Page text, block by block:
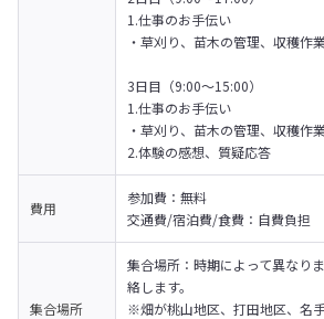
1.仕事のお手伝い
・草刈り、苗木の管理、収穫作
3日目（9:00～15:00）
1.仕事のお手伝い
・草刈り、苗木の管理、収穫作
2.体験の感想、質疑応答
費用
参加費：無料
交通費/宿泊費/食費：自費負担
集合場所
集合場所：時期によって異なり
絡します。
※畑が桃山地区、打田地区、名